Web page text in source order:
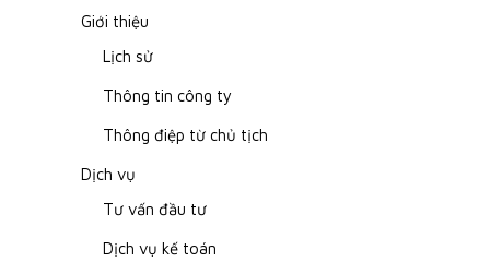
Giới thiệu
Lịch sử
Thông tin công ty
Thông điệp từ chủ tịch
Dịch vụ
Tư vấn đầu tư
Dịch vụ kế toán